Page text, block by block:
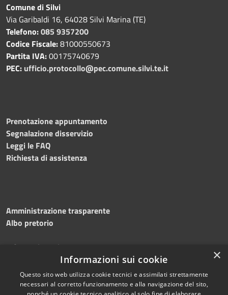
Comune di Silvi
Via Garibaldi 16, 64028 Silvi Marina (TE)
Telefono:085 9357200
Codice Fiscale:81000550673
Partita IVA:00175740679
PEC: ufficio.protocollo@pec.comune.silvi.te.it
Prenotazione appuntamento
Segnalazione disservizio
Leggi le FAQ
Richiesta di assistenza
Amministrazione trasparente
Albo pretorio
Informativa privacy
Dichiarazione di accessibilità
×
Informazioni sui cookie
Questo sito web utilizza cookie tecnici e assimilati strettamente
necessari al corretto funzionamento e alla navigazione del sito,